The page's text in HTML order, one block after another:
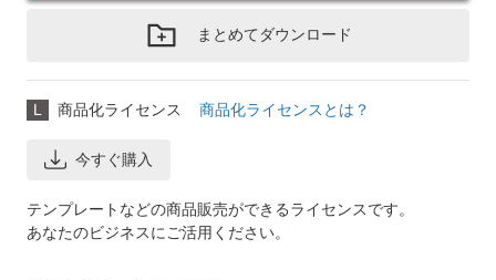
まとめてダウンロード
L 商品化ライセンス 商品化ライセンスとは？
今すぐ購入
テンプレートなどの商品販売ができるライセンスです。
あなたのビジネスにご活用ください。